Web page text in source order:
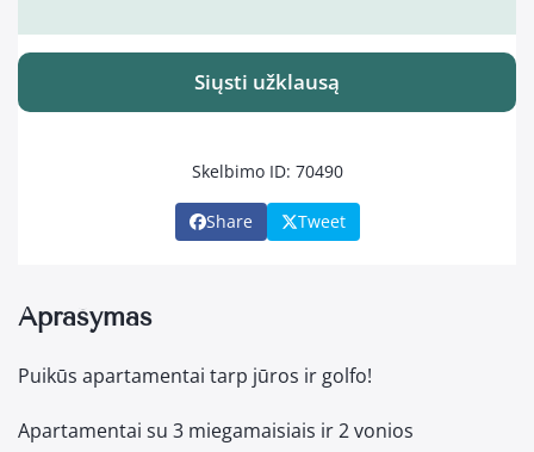
Siųsti užklausą
Skelbimo ID: 70490
Share Tweet
Aprašymas
Puikūs apartamentai tarp jūros ir golfo!
Apartamentai su 3 miegamaisiais ir 2 vonios